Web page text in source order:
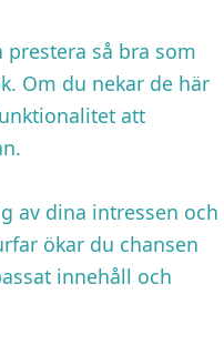
prestera så bra som
Om du nekar de här
att
av dina intressen och
ökar du chansen
innehåll och